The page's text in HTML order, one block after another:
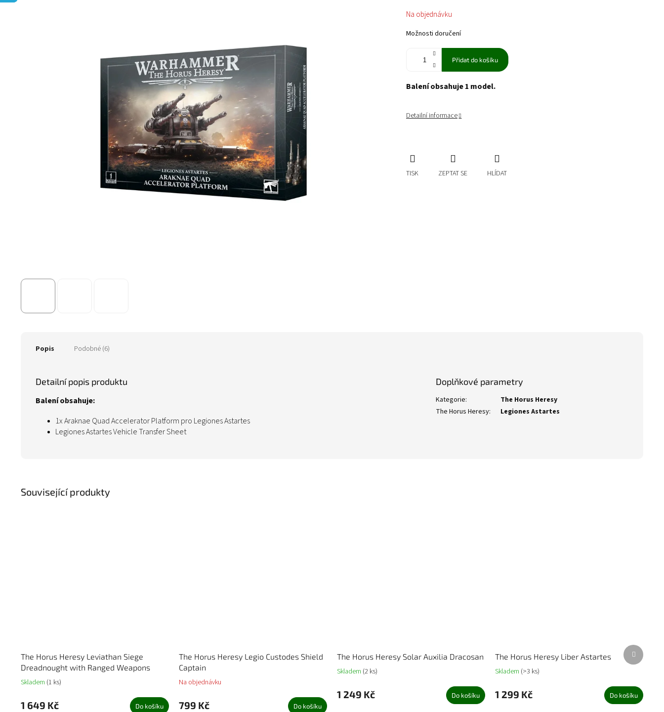
Měrná
cena:
Na objednávku
Možnosti doručení
Přidat do košíku
Balení obsahuje 1 model.
Detailní informace
TISK ZEPTAT SE HLÍDAT
Související produkty
The Horus Heresy Leviathan Siege
Dreadnought with Ranged Weapons
Skladem (1 ks)
1 649 Kč Do košíku
The Horus Heresy Legio Custodes Shield
Captain
Na objednávku
799 Kč Do košíku
The Horus Heresy Solar Auxilia Dracosan
Skladem (2 ks)
1 249 Kč Do košíku
The Horus Heresy Liber Astartes
Skladem (>3 ks)
1 299 Kč Do košíku
Další
produkt
Popis Podobné (6)
Detailní popis produktu
Balení obsahuje:
1x Araknae Quad Accelerator Platform pro Legiones Astartes
Legiones Astartes Vehicle Transfer Sheet
Doplňkové parametry
Kategorie:
The Horus Heresy
The Horus Heresy: Legiones Astartes